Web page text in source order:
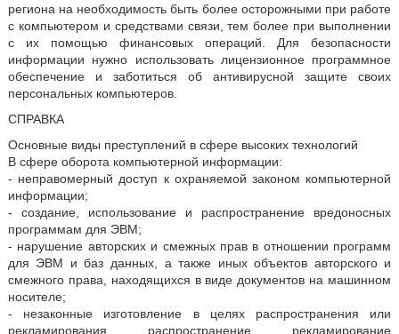
региона на необходимость быть более осторожными при работе
с компьютером и средствами связи, тем более при выполнении
с их помощью финансовых операций. Для безопасности
информации нужно использовать лицензионное программное
обеспечение и заботиться об антивирусной защите своих
персональных компьютеров.
СПРАВКА
Основные виды преступлений в сфере высоких технологий
В сфере оборота компьютерной информации:
- неправомерный доступ к охраняемой законом компьютерной
информации;
- создание, использование и распространение вредоносных
программам для ЭВМ;
- нарушение авторских и смежных прав в отношении программ
для ЭВМ и баз данных, а также иных объектов авторского и
смежного права, находящихся в виде документов на машинном
носителе;
- незаконные изготовление в целях распространения или
рекламирования, распространение, рекламирование